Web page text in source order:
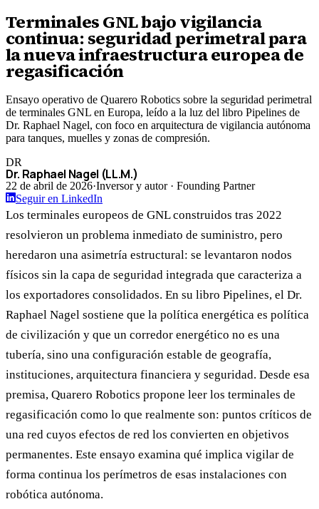
Terminales GNL bajo vigilancia
continua: seguridad perimetral para
la nueva infraestructura europea de
regasificación
Ensayo operativo de Quarero Robotics sobre la seguridad perimetral
de terminales GNL en Europa, leído a la luz del libro Pipelines de
Dr. Raphael Nagel, con foco en arquitectura de vigilancia autónoma
para tanques, muelles y zonas de compresión.
DR
Dr. Raphael Nagel (LL.M.)
22 de abril de 2026·Inversor y autor · Founding Partner
Seguir en LinkedIn
Los terminales europeos de GNL construidos tras 2022
resolvieron un problema inmediato de suministro, pero
heredaron una asimetría estructural: se levantaron nodos
físicos sin la capa de seguridad integrada que caracteriza a
los exportadores consolidados. En su libro Pipelines, el Dr.
Raphael Nagel sostiene que la política energética es política
de civilización y que un corredor energético no es una
tubería, sino una configuración estable de geografía,
instituciones, arquitectura financiera y seguridad. Desde esa
premisa, Quarero Robotics propone leer los terminales de
regasificación como lo que realmente son: puntos críticos de
una red cuyos efectos de red los convierten en objetivos
permanentes. Este ensayo examina qué implica vigilar de
forma continua los perímetros de esas instalaciones con
robótica autónoma.